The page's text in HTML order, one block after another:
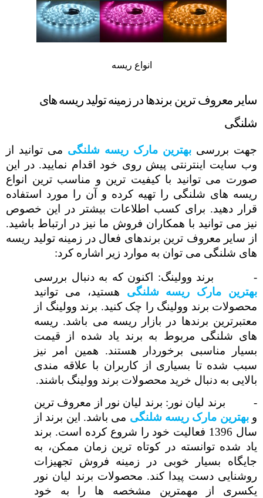
انواع ریسه
سایر معروف ترین برندها در زمینه تولید ریسه های
شلنگی
جهت بررسی بهترین مارک ریسه شلنگی می توانید از
وب سایت اینترنتی پیش روی خود اقدام نمایید. در این
صورت می توانید با کیفیت ترین و مناسب ترین انواع
ریسه های شلنگی را تهیه کرده و آن را مورد استفاده
قرار دهید. برای کسب اطلاعات بیشتر در این خصوص
نیز می توانید با همکاران فروش ما نیز در ارتباط باشید.
از سایر معروف ترین برندهای فعال در زمینه تولید ریسه
های شلنگی می توان به موارد زیر اشاره کرد:
-
برند وولینگ: اکنون که به دنبال بررسی
بهترین مارک ریسه شلنگی
هستید، می توانید
محصولات برند وولینگ را چک کنید. برند وولینگ از
معتبرترین برندها در بازار ریسه می باشد. ریسه
های شلنگی مربوط به برند یاد شده از قیمت
بسیار مناسبی برخوردار هستند. همین امر نیز
سبب شده تا بسیاری از کاربران با علاقه مندی
بالایی به دنبال خرید محصولات برند وولینگ باشند.
-
برند لیان نور: برند لیان نور از معروف ترین
وبهترین مارک ریسه شلنگی می باشد. این برند از
سال 1396 فعالیت خود را شروع کرده است. برند
یاد شده توانسته در کوتاه ترین زمان ممکن، به
جایگاه بسیار خوبی در زمینه فروش تجهیزات
روشنایی دست پیدا کند. محصولات برند لیان نور
یکسری از مهمترین مشخصه ها را به خود